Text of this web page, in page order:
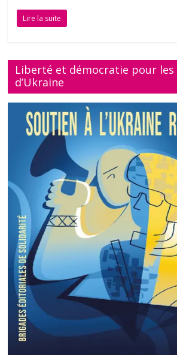
Lire la suite
Liberté et démocratie pour les
d’Ukraine